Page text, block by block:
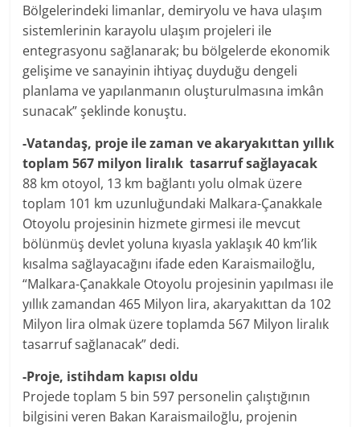
Bölgelerindeki limanlar, demiryolu ve hava ulaşım
sistemlerinin karayolu ulaşım projeleri ile
entegrasyonu sağlanarak; bu bölgelerde ekonomik
gelişime ve sanayinin ihtiyaç duyduğu dengeli
planlama ve yapılanmanın oluşturulmasına imkân
sunacak” şeklinde konuştu.
-Vatandaş, proje ile zaman ve akaryakıttan yıllık
toplam 567 milyon liralık tasarruf sağlayacak
88 km otoyol, 13 km bağlantı yolu olmak üzere
toplam 101 km uzunluğundaki Malkara-Çanakkale
Otoyolu projesinin hizmete girmesi ile mevcut
bölünmüş devlet yoluna kıyasla yaklaşık 40 km’lik
kısalma sağlayacağını ifade eden Karaismailoğlu,
“Malkara-Çanakkale Otoyolu projesinin yapılması ile
yıllık zamandan 465 Milyon lira, akaryakıttan da 102
Milyon lira olmak üzere toplamda 567 Milyon liralık
tasarruf sağlanacak” dedi.
-Proje, istihdam kapısı oldu
Projede toplam 5 bin 597 personelin çalıştığının
bilgisini veren Bakan Karaismailoğlu, projenin